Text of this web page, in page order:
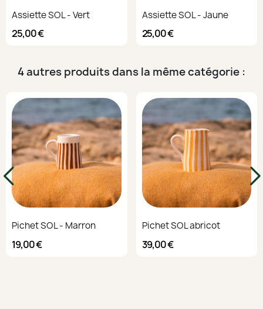
Assiette SOL - Vert
25,00 €
Assiette SOL - Jaune
25,00 €
4 autres produits dans la même catégorie :
Pichet SOL - Marron
19,00 €
Pichet SOL abricot
39,00 €